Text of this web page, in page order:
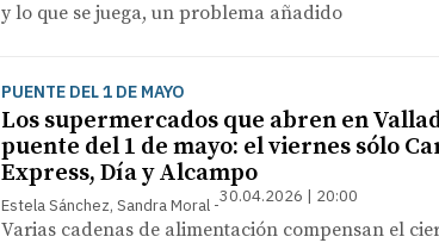
y lo que se juega, un problema añadido
PUENTE DEL 1 DE MAYO
Los supermercados que abren en
puente del 1 de mayo: el viernes sólo
Express, Día y Alcampo
Estela Sánchez, Sandra Moral 30.04.2026 | 20:00
Varias cadenas de alimentación compensan el